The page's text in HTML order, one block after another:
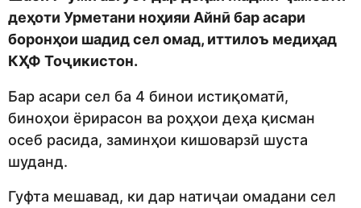
деҳоти Урметани ноҳияи Айнӣ бар асари
боронҳои шадид сел омад, иттилоъ медиҳад
КҲФ Тоҷикистон.
Бар асари сел ба 4 бинои истиқоматӣ,
биноҳои ёрирасон ва роҳҳои деҳа қисман
осеб расида, заминҳои кишоварзӣ шуста
шуданд.
Гуфта мешавад, ки дар натиҷаи омадани сел